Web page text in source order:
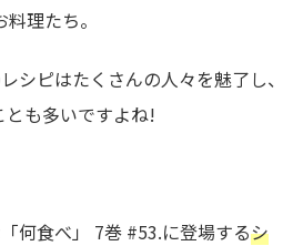
理たち。
シピはたくさんの人々を魅了し、
も多いですよね!
何食べ」 7巻 #53.に登場するシ